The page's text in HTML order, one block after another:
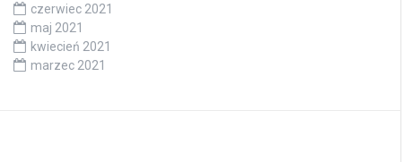
czerwiec 2021
maj 2021
kwiecień 2021
marzec 2021